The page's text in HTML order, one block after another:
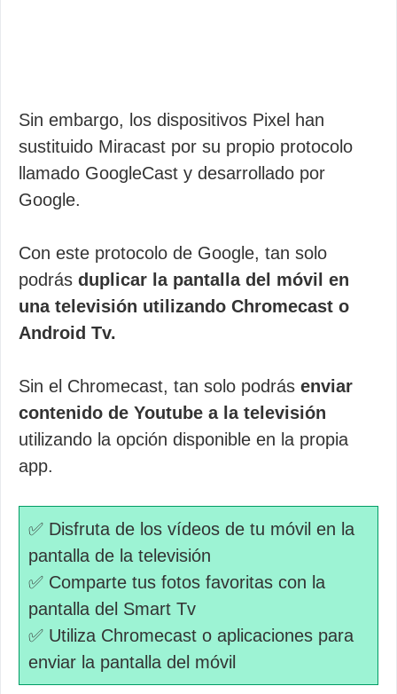
Sin embargo, los dispositivos Pixel han
sustituido Miracast por su propio protocolo
llamado GoogleCast y desarrollado por
Google.
Con este protocolo de Google, tan solo
podrás duplicar la pantalla del móvil en
una televisión utilizando Chromecast o
Android Tv.
Sin el Chromecast, tan solo podrás enviar
contenido de Youtube a la televisión
utilizando la opción disponible en la propia
app.
✅ Disfruta de los vídeos de tu móvil en la
pantalla de la televisión
✅ Comparte tus fotos favoritas con la
pantalla del Smart Tv
✅ Utiliza Chromecast o aplicaciones para
enviar la pantalla del móvil